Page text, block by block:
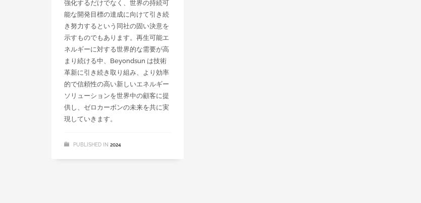
強化するだけでなく、世界の持続可
能な開発目標の達成に向けて引き続
き努力するという同社の固い決意を
示すものでもあります。再生可能エ
ネルギーに対する世界的な需要が高
まり続ける中、Beyondsun は技術
革新に引き続き取り組み、より効率
的で信頼性の高い新しいエネルギー
ソリューションを世界中の顧客に提
供し、ゼロカーボンの未来を共に実
現していきます。
PUBLISHED IN 2024